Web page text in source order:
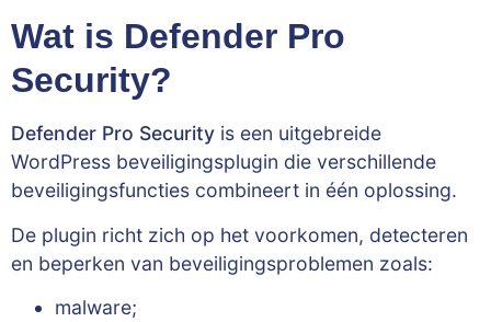
Wat is Defender Pro
Security?
Defender Pro Security is een uitgebreide
WordPress beveiligingsplugin die verschillende
beveiligingsfuncties combineert in één oplossing.
De plugin richt zich op het voorkomen, detecteren
en beperken van beveiligingsproblemen zoals:
malware;